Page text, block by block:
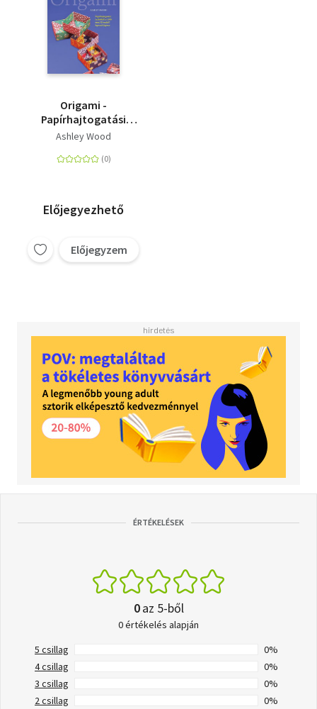
Origami -
Papírhajtogatási
technikák és több
lépésről lépésre
Ashley Wood
Előjegyezhető
Előjegyzem
ÉRTÉKELÉSEK
0az 5-ből
0 értékelés alapján
5 csillag
0%
4 csillag
0%
3 csillag
0%
2 csillag
0%